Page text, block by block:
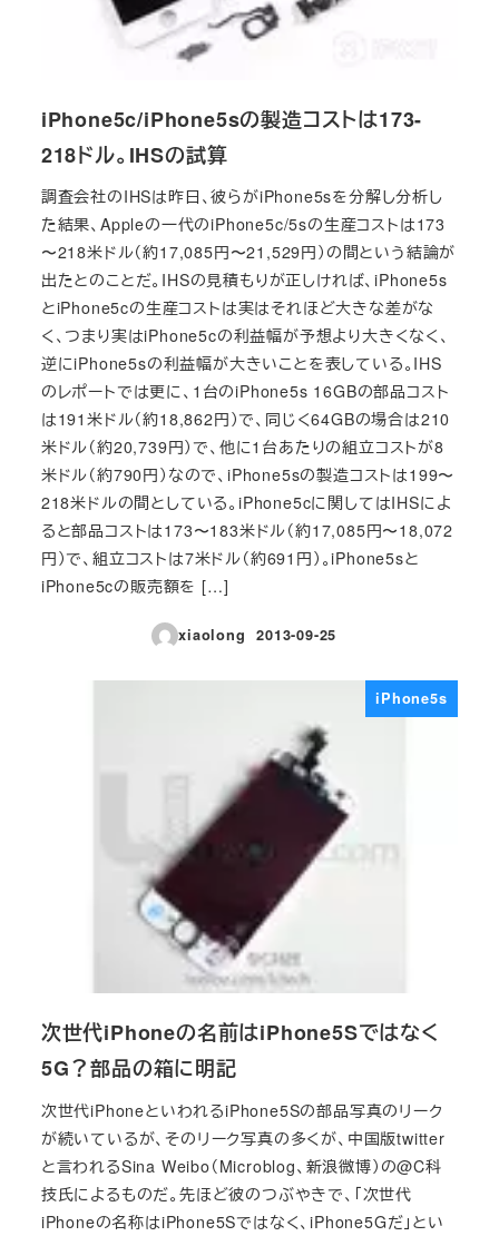
iPhone5c/iPhone5sの製造コストは173-
218ドル。IHSの試算
調査会社のIHSは昨日、彼らがiPhone5sを分解し分析し
た結果、Appleの一代のiPhone5c/5sの生産コストは173
〜218米ドル（約17,085円〜21,529円）の間という結論が
出たとのことだ。IHSの見積もりが正しければ、iPhone5s
とiPhone5cの生産コストは実はそれほど大きな差がな
く、つまり実はiPhone5cの利益幅が予想より大きくなく、
逆にiPhone5sの利益幅が大きいことを表している。IHS
のレポートでは更に、1台のiPhone5s 16GBの部品コスト
は191米ドル（約18,862円）で、同じく64GBの場合は210
米ドル（約20,739円）で、他に1台あたりの組立コストが8
米ドル（約790円）なので、iPhone5sの製造コストは199〜
218米ドルの間としている。iPhone5cに関してはIHSによ
ると部品コストは173〜183米ドル（約17,085円〜18,072
円）で、組立コストは7米ドル（約691円）。iPhone5sと
iPhone5cの販売額を […]
xiaolong
投稿日
2013-09-25
iPhone5s
次世代iPhoneの名前はiPhone5Sではなく
5G？部品の箱に明記
次世代iPhoneといわれるiPhone5Sの部品写真のリーク
が続いているが、そのリーク写真の多くが、中国版twitter
と言われるSina Weibo（Microblog、新浪微博）の@C科
技氏によるものだ。先ほど彼のつぶやきで、「次世代
iPhoneの名称はiPhone5Sではなく、iPhone5Gだ」とい